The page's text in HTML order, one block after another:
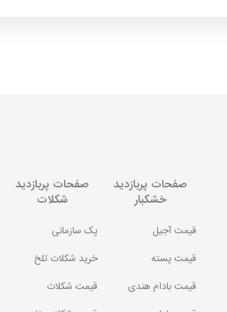
صفحات پربازدید
خشکبار
قیمت آجیل
قیمت پسته
قیمت بادام هندی
صفحات پربازدید
شکلات
پک سازمانی
خرید شکلات تلخ
قیمت شکلات